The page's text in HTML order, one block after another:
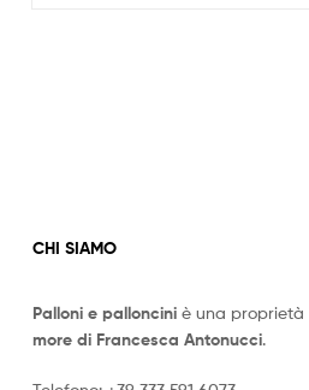
CHI SIAMO
Palloni e palloncini è una proprietà
more di Francesca Antonucci.